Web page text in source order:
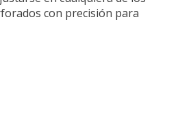
con precisión para